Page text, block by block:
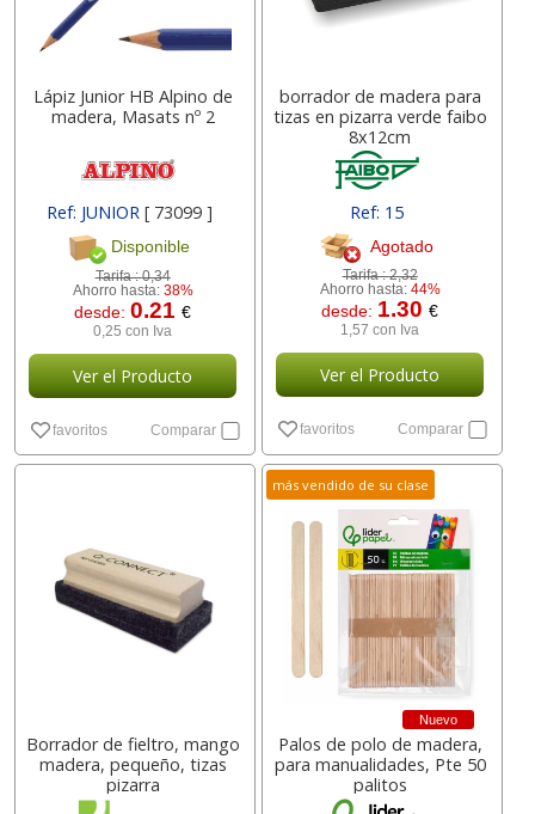
Lápiz Junior HB Alpino de
madera, Masats nº 2
Ref: JUNIOR [ 73099 ]
Disponible
Tarifa :0,34
Ahorro hasta: 38%
desde:0.21€
0,25 con Iva
Ver el Producto
favoritos Comparar
borrador de madera para
tizas en pizarra verde faibo
8x12cm
Ref: 15
Agotado
Tarifa :2,32
Ahorro hasta: 44%
desde: 1.30€
1,57 con Iva
Ver el Producto
favoritos Comparar
Borrador de fieltro, mango
madera, pequeño, tizas
pizarra
más vendido de su clase
Nuevo
Palos de polo de madera,
para manualidades, Pte 50
palitos